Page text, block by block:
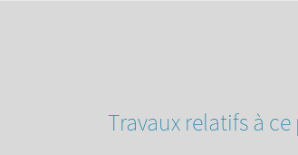
Travaux relatifs à